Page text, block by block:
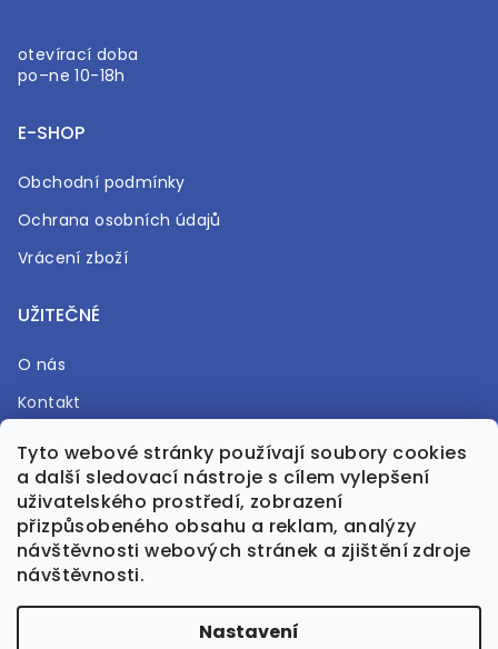
Tyto webové stránky používají soubory cookies
a další sledovací nástroje s cílem vylepšení
uživatelského prostředí, zobrazení
přizpůsobeného obsahu a reklam, analýzy
návštěvnosti webových stránek a zjištění zdroje
návštěvnosti.
Nastavení
otevírací doba
po–ne 10-18h
E-SHOP
Obchodní podmínky
Ochrana osobních údajů
Vrácení zboží
UŽITEČNÉ
O nás
Kontakt
Časté otázky
Prodejna